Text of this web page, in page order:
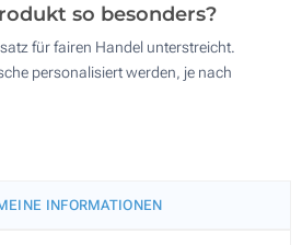
so besonders?
für fairen Handel unterstreicht.
personalisiert werden, je nach
INFORMATIONEN